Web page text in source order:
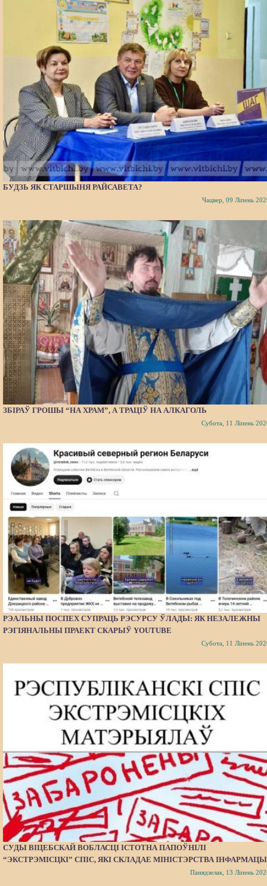
БУДЗЬ ЯК СТАРШЫНЯ РАЙСАВЕТА?
Чацвер, 09 Ліпень
ЗБІРАЎ ГРОШЫ “НА ХРАМ”, А ТРАЦІЎ НА АЛКАГОЛЬ
Субота, 11 Ліпень
РЭАЛЬНЫ ПОСПЕХ СУПРАЦЬ РЭСУРСУ ЎЛАДЫ: ЯК НЕЗАЛЕЖНЫ
РЭГІЯНАЛЬНЫ ПРАЕКТ СКАРЫЎ YOUTUBE
Субота, 11 Ліпень
СУДЫ ВІЦЕБСКАЙ ВОБЛАСЦІ ІСТОТНА ПАПОЎНІЛІ
“ЭКСТРЭМІСЦКІ” СПІС, ЯКІ СКЛАДАЕ МІНІСТЭРСТВА
Панядзелак, 13 Ліпень